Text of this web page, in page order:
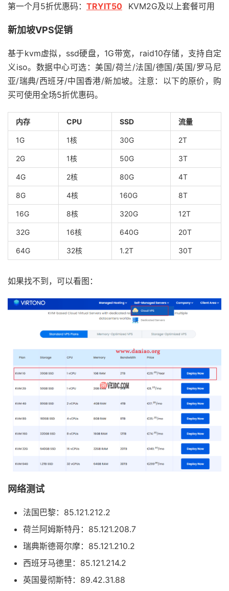
第一个月5折优惠码： TRYIT50 KVM2G及以上套餐可用
新加坡VPS促销
基于kvm虚拟，ssd硬盘，1G带宽，raid10存储，支持自定
义iso。数据中心可选：美国/荷兰/法国/德国/英国/罗马尼
亚/瑞典/西班牙/中国香港/新加坡。注意：以下的原价，购
买可使用全场5折优惠码。
内存 CPU SSD 流量
1G 1核 30G 2T
2G 1核 50G 3T
4G 2核 80G 4T
8G 4核 160G 8T
16G 8核 320G 12T
32G 16核 640G 20T
64G 32核 1.2T 30T
如果找不到，可以看图：
网络测试
法国巴黎：85.121.212.2
荷兰阿姆斯特丹：85.121.208.7
瑞典斯德哥尔摩：85.121.210.2
西班牙马德里：85.121.214.2
英国曼彻斯特：89.42.31.88